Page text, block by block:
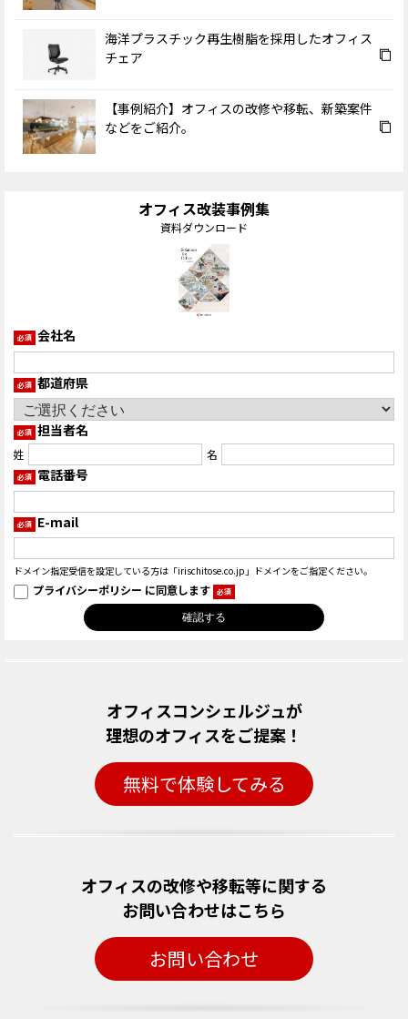
海洋プラスチック再生樹脂を採用したオフィス
チェア
【事例紹介】オフィスの改修や移転、新築案件
などをご紹介。
オフィス改装事例集
資料ダウンロード
必須 会社名
必須 都道府県
必須 担当者名
姓 名
必須 電話番号
必須 E-mail
ドメイン指定受信を設定している方は「irischitose.co.jp」ドメインをご指定ください。
プライバシーポリシー に同意します 必須
オフィスコンシェルジュが
理想のオフィスをご提案！
無料で体験してみる
オフィスの改修や移転等に関する
お問い合わせはこちら
お問い合わせ